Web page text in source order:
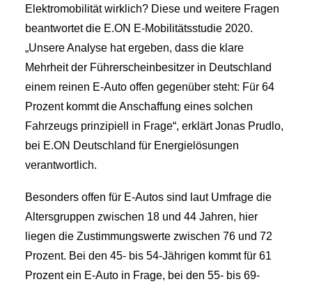
Elektromobilität wirklich? Diese und weitere Fragen
beantwortet die E.ON E-Mobilitätsstudie 2020.
„Unsere Analyse hat ergeben, dass die klare
Mehrheit der Führerscheinbesitzer in Deutschland
einem reinen E-Auto offen gegenüber steht: Für 64
Prozent kommt die Anschaffung eines solchen
Fahrzeugs prinzipiell in Frage“, erklärt Jonas Prudlo,
bei E.ON Deutschland für Energielösungen
verantwortlich.
Besonders offen für E-Autos sind laut Umfrage die
Altersgruppen zwischen 18 und 44 Jahren, hier
liegen die Zustimmungswerte zwischen 76 und 72
Prozent. Bei den 45- bis 54-Jährigen kommt für 61
Prozent ein E-Auto in Frage, bei den 55- bis 69-